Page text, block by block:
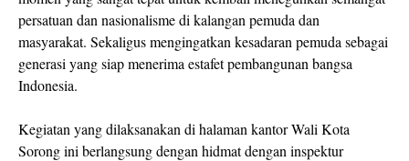
persatuan dan nasionalisme di kalangan pemuda dan
masyarakat. Sekaligus mengingatkan kesadaran pemuda sebagai
generasi yang siap menerima estafet pembangunan bangsa
Indonesia.
Kegiatan yang dilaksanakan di halaman kantor Wali Kota
Sorong ini berlangsung dengan hidmat dengan inspektur